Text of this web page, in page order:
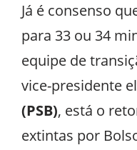
Já é consenso
para 33 ou 34
equipe de
vice-presidente
(PSB), está o
extintas por